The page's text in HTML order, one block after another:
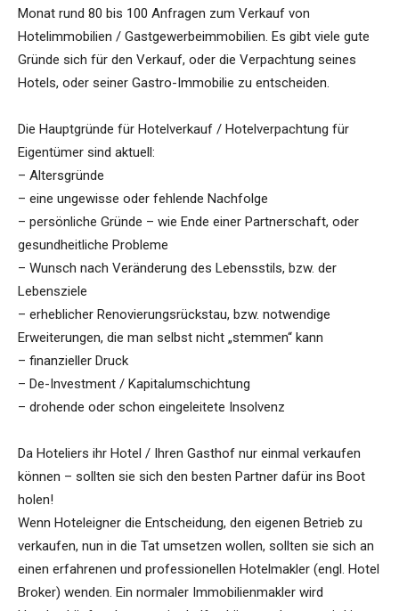
Monat rund 80 bis 100 Anfragen zum Verkauf von
Hotelimmobilien / Gastgewerbeimmobilien. Es gibt viele gute
Gründe sich für den Verkauf, oder die Verpachtung seines
Hotels, oder seiner Gastro-Immobilie zu entscheiden.
Die Hauptgründe für Hotelverkauf / Hotelverpachtung für
Eigentümer sind aktuell:
– Altersgründe
– eine ungewisse oder fehlende Nachfolge
– persönliche Gründe – wie Ende einer Partnerschaft, oder
gesundheitliche Probleme
– Wunsch nach Veränderung des Lebensstils, bzw. der
Lebensziele
– erheblicher Renovierungsrückstau, bzw. notwendige
Erweiterungen, die man selbst nicht „stemmen“ kann
– finanzieller Druck
– De-Investment / Kapitalumschichtung
– drohende oder schon eingeleitete Insolvenz
Da Hoteliers ihr Hotel / Ihren Gasthof nur einmal verkaufen
können – sollten sie sich den besten Partner dafür ins Boot
holen!
Wenn Hoteleigner die Entscheidung, den eigenen Betrieb zu
verkaufen, nun in die Tat umsetzen wollen, sollten sie sich an
einen erfahrenen und professionellen Hotelmakler (engl. Hotel
Broker) wenden. Ein normaler Immobilienmakler wird